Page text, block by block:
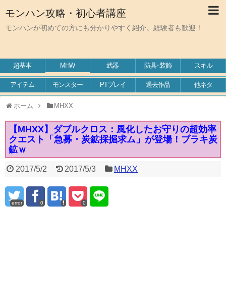
モンハン攻略・初心者講座
モンハンが初めての方にも分かりやすく紹介。経験者も歓迎！
超基本 MHW 武器 防具･装飾 スキル
アイテム モンスター PTプレイ 過去作品 他ネタ
ホーム MHXX
【MHXX】ダブルクロス：風化したお守りの超効率
クエスト「急募・炭鉱採掘求ム」が登場！ブラキ炭
鉱ｗ
2017/5/2 2017/5/3 MHXX
error 0 0